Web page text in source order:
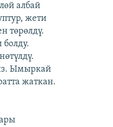
албай
жети
төрөлдү.
Ымыркай
жаткан.